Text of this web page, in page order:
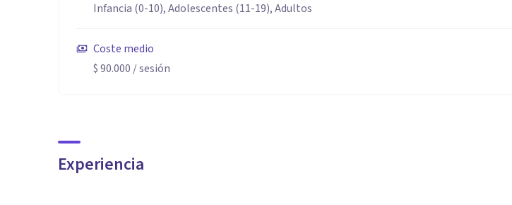
Infancia (0-10), Adolescentes (11-19), Adultos
Coste medio
$ 90.000 / sesión
Experiencia